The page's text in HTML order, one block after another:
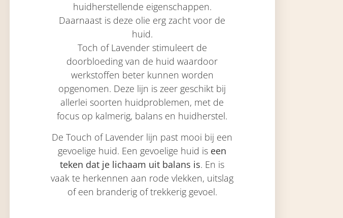
huidherstellende eigenschappen.
Daarnaast is deze olie erg zacht voor de
huid.
Toch of Lavender stimuleert de
doorbloeding van de huid waardoor
werkstoffen beter kunnen worden
opgenomen. Deze lijn is zeer geschikt bij
allerlei soorten huidproblemen, met de
focus op kalmerig, balans en huidherstel.
De Touch of Lavender lijn past mooi bij een
gevoelige huid. Een gevoelige huid is een
teken dat je lichaam uit balans is. En is
vaak te herkennen aan rode vlekken, uitslag
of een branderig of trekkerig gevoel.